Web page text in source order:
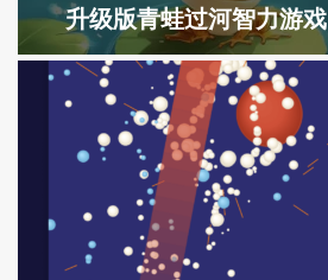
升级版青蛙过河智力游戏